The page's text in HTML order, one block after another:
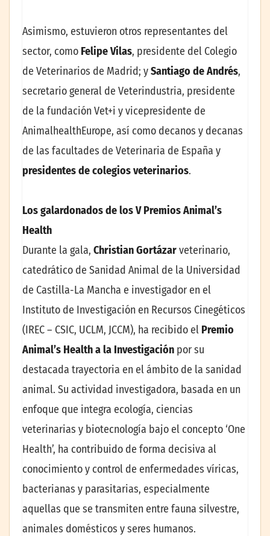
Asimismo, estuvieron otros representantes del
sector, como Felipe Vilas, presidente del Colegio
de Veterinarios de Madrid; ySantiago de Andrés,
secretario general de Veterindustria, presidente
de la fundación Vet+i y vicepresidente de
AnimalhealthEurope, así como decanos y decanas
de las facultades de Veterinaria de España y
presidentes de colegiosveterinarios.
Los galardonados de los V Premios Animal’s
Health
Durante la gala, Christian Gortázarveterinario,
catedrático de Sanidad Animal de la Universidad
de Castilla-La Mancha e investigador en el
Instituto de Investigación en Recursos Cinegéticos
(IREC – CSIC, UCLM, JCCM), ha recibido el Premio
Animal’s Health a la Investigación por su
destacada trayectoria en el ámbito de la sanidad
animal. Su actividad investigadora, basada en un
enfoque que integra ecología, ciencias
veterinarias y biotecnología bajo el concepto ‘One
Health’, ha contribuido de forma decisiva al
conocimiento y control de enfermedades víricas,
bacterianas y parasitarias, especialmente
aquellas que se transmiten entre fauna silvestre,
animales domésticos y seres humanos.